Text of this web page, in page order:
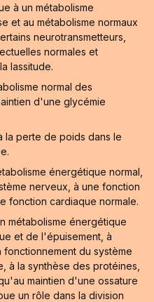
à un métabolisme
et au métabolisme normaux
neurotransmetteurs,
normales et
lassitude.
normal des
d'une glycémie
la perte de poids dans le
énergétique normal,
nerveux, à une fonction
fonction cardiaque normale.
métabolisme énergétique
et de l'épuisement, à
du système
à la synthèse des protéines,
maintien d'une ossature
un rôle dans la division